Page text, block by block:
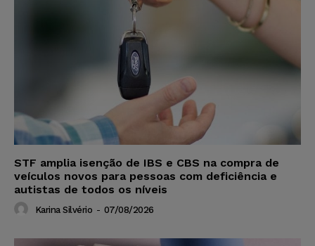
STF amplia isenção de IBS e CBS na compra de
veículos novos para pessoas com deficiência e
autistas de todos os níveis
Karina Silvério - 07/08/2026